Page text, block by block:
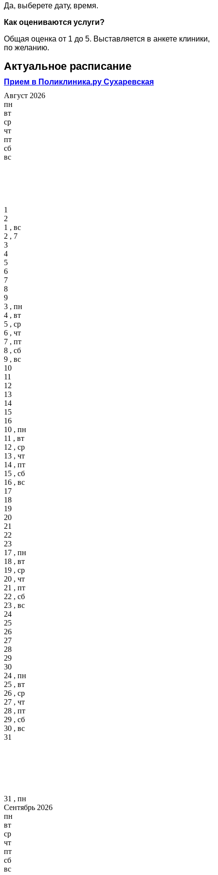
Да, выберете дату, время.
Как оцениваются услуги?
Общая оценка от 1 до 5. Выставляется в анкете клиники,
по желанию.
Актуальное расписание
Прием в Поликлиника.ру Сухаревская
Август 2026
пн
вт
ср
чт
пт
сб
вс
1
2
1 , вс
2 , 7
3
4
5
6
7
8
9
3 , пн
4 , вт
5 , ср
6 , чт
7 , пт
8 , сб
9 , вс
10
11
12
13
14
15
16
10 , пн
11 , вт
12 , ср
13 , чт
14 , пт
15 , сб
16 , вс
17
18
19
20
21
22
23
17 , пн
18 , вт
19 , ср
20 , чт
21 , пт
22 , сб
23 , вс
24
25
26
27
28
29
30
24 , пн
25 , вт
26 , ср
27 , чт
28 , пт
29 , сб
30 , вс
31
31 , пн
Сентябрь 2026
пн
вт
ср
чт
пт
сб
вс